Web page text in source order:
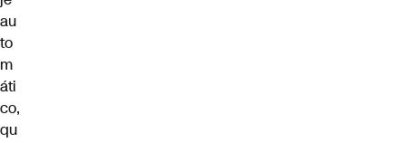
au
to
m
áti
co,
qu